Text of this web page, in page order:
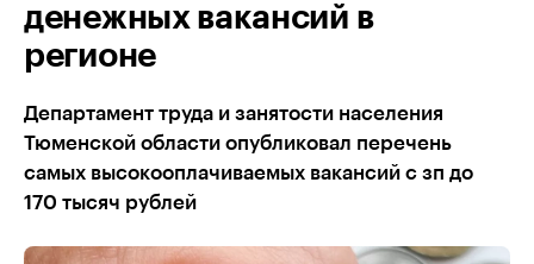
денежных вакансий в
регионе
Департамент труда и занятости населения
Тюменской области опубликовал перечень
самых высокооплачиваемых вакансий с зп до
170 тысяч рублей